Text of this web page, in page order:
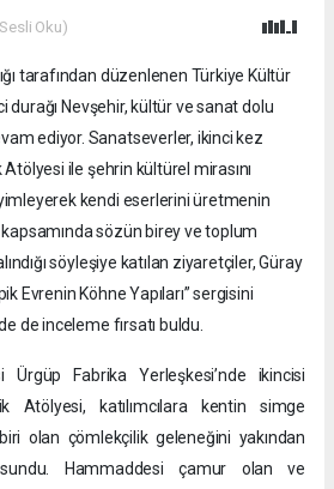
Oku)
tarafından düzenlenen Türkiye Kültür
durağı Nevşehir, kültür ve sanat dolu
ediyor. Sanatseverler, ikinci kez
ile şehrin kültürel mirasını
kendi eserlerini üretmenin
sözün birey ve toplum
söyleşiye katılan ziyaretçiler, Güray
Evrenin Köhne Yapıları” sergisini
de inceleme fırsatı buldu.
Ürgüp Fabrika Yerleşkesi’nde ikincisi
Atölyesi, katılımcılara kentin simge
olan çömlekçilik geleneğini yakından
Hammaddesi çamur olan ve